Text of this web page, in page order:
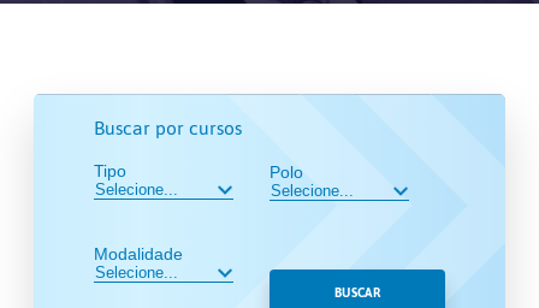
Buscar por cursos
Tipo
Modalidade
Polo
BUSCAR